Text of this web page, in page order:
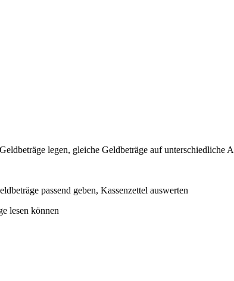
legen, gleiche Geldbeträge auf unterschiedliche
passend geben, Kassenzettel auswerten
lesen können